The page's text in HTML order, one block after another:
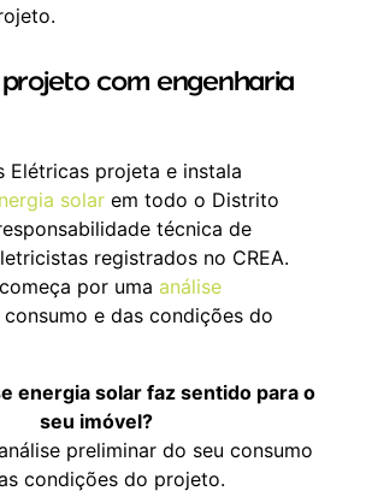
com engenharia
Elétricas projeta e instala
solar em todo o Distrito
técnica de
registrados no CREA.
por uma análise
e das condições do
energia solar faz sentido para o
seu imóvel?
preliminar do seu consumo
condições do projeto.